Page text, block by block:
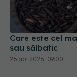
Care este cel
sau sălbatic
26 apr 2026, 09:00